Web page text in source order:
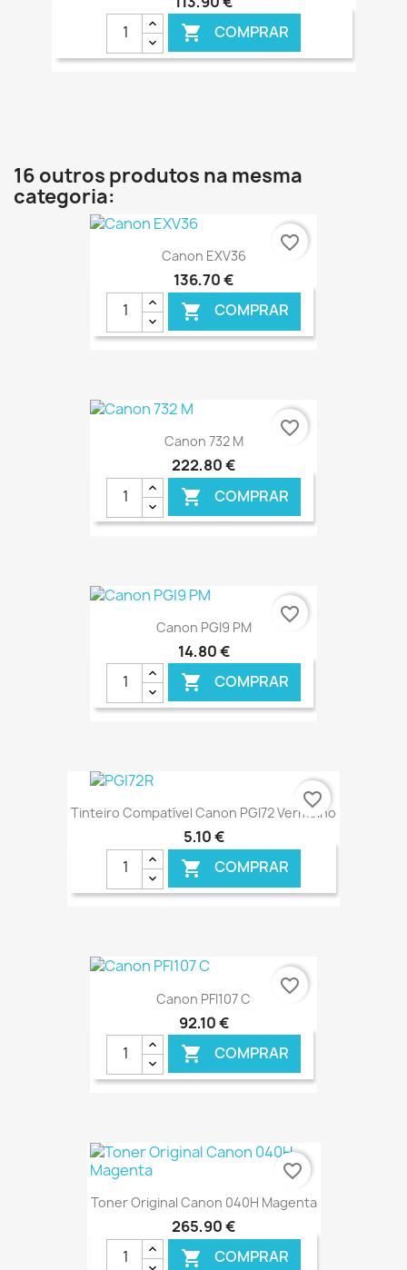
 COMPRAR
16 outros produtos na mesma
categoria:
Canon EXV36
136,70 €
 COMPRAR
€ ONLINE
favorite_border
Canon 732 M
222,80 €
 COMPRAR
€ ONLINE
favorite_border
Canon PGI9 PM
14,80 €
 COMPRAR
€ ONLINE
favorite_border
Tinteiro Compatível Canon PGI72 Vermelho
5,10 €
 COMPRAR
€ ONLINE
favorite_border
Canon PFI107 C
92,10 €
 COMPRAR
€ ONLINE
favorite_border
Toner Original Canon 040H Magenta
265,90 €
 COMPRAR
favorite_border